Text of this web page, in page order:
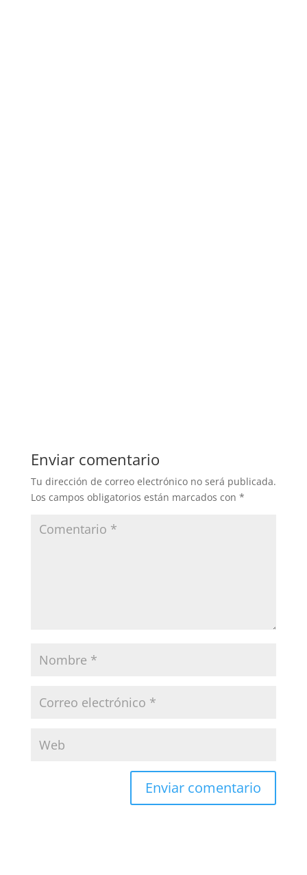
Enviar comentario
Tu dirección de correo electrónico no será publicada.
Los campos obligatorios están marcados con *